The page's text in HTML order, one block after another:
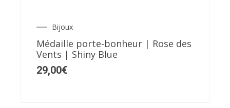
Bijoux
Médaille porte-bonheur | Rose des
Vents | Shiny Blue
29,00€